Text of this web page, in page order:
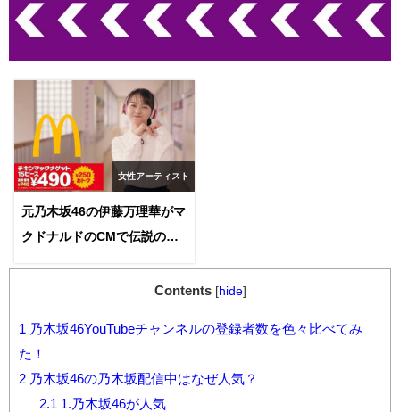
女性アーティスト
元乃木坂46の伊藤万理華がマ
クドナルドのCMで伝説の個
フオマージュ！ファンの反応Contents [hide]
1 乃木坂46YouTubeチャンネルの登録者数を色々比べてみ
た！
2 乃木坂46の乃木坂配信中はなぜ人気？
2.1 1.乃木坂46が人気